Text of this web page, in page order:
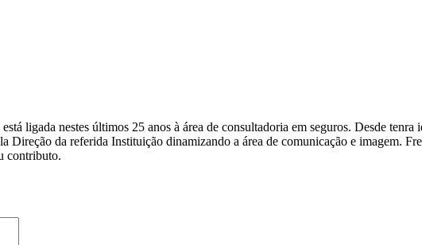
ligada nestes últimos 25 anos à área de consultadoria em seguros. Desde
Direção da referida Instituição dinamizando a área de comunicação e imagem.
contributo.